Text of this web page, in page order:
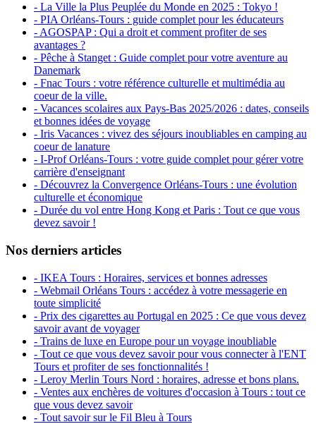
- La Ville la Plus Peuplée du Monde en 2025 : Tokyo !
- PIA Orléans-Tours : guide complet pour les éducateurs
- AGOSPAP : Qui a droit et comment profiter de ses
avantages ?
- Pêche à Stanget : Guide complet pour votre aventure au
Danemark
- Fnac Tours : votre référence culturelle et multimédia au
coeur de la ville.
- Vacances scolaires aux Pays-Bas 2025/2026 : dates, conseils
et bonnes idées de voyage
- Iris Vacances : vivez des séjours inoubliables en camping au
coeur de lanature
- I-Prof Orléans-Tours : votre guide complet pour gérer votre
carrière d'enseignant
- Découvrez la Convergence Orléans-Tours : une évolution
culturelle et économique
- Durée du vol entre Hong Kong et Paris : Tout ce que vous
devez savoir !
Nos derniers articles
- IKEA Tours : Horaires, services et bonnes adresses
- Webmail Orléans Tours : accédez à votre messagerie en
toute simplicité
- Prix des cigarettes au Portugal en 2025 : Ce que vous devez
savoir avant de voyager
- Trains de luxe en Europe pour un voyage inoubliable
- Tout ce que vous devez savoir pour vous connecter à l'ENT
Tours et profiter de ses fonctionnalités !
- Leroy Merlin Tours Nord : horaires, adresse et bons plans.
- Ventes aux enchères de voitures d'occasion à Tours : tout ce
que vous devez savoir
- Tout savoir sur le Fil Bleu à Tours